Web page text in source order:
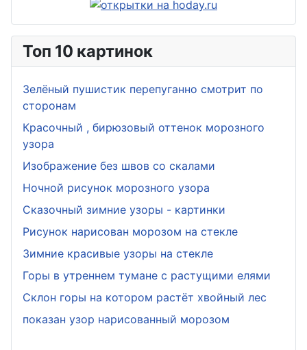
Топ 10 картинок
Зелёный пушистик перепуганно смотрит по
сторонам
Красочный , бирюзовый оттенок морозного
узора
Изображение без швов со скалами
Ночной рисунок морозного узора
Сказочный зимние узоры - картинки
Рисунок нарисован морозом на стекле
Зимние красивые узоры на стекле
Горы в утреннем тумане с растущими елями
Склон горы на котором растёт хвойный лес
показан узор нарисованный морозом